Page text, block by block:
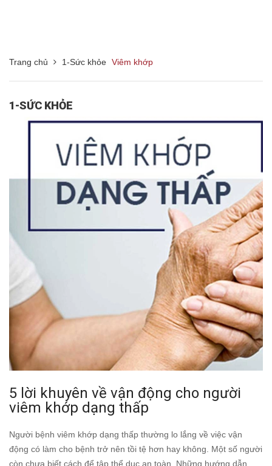
Trang chủ 1-Sức khỏe Viêm khớp
1-SỨC KHỎE
5 lời khuyên về vận động cho người
viêm khớp dạng thấp
Người bệnh viêm khớp dạng thấp thường lo lắng về việc vận
động có làm cho bệnh trở nên tồi tệ hơn hay không. Một số người
còn chưa biết cách để tập thể dục an toàn. Những hướng dẫn